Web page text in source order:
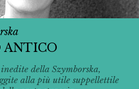
ANTICO
della Szymborska,
alla più utile suppellettile